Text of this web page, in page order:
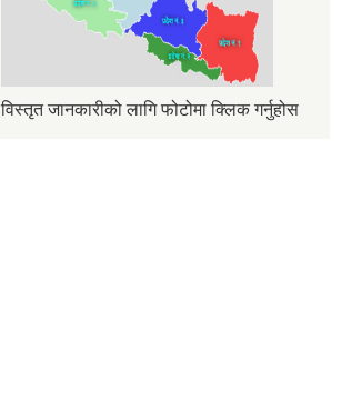
विस्तृत जानकारीको लागि फोटोमा क्लिक गर्नुहोस